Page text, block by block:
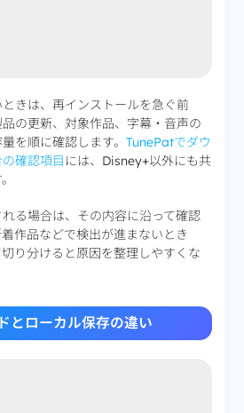
きは、再インストールを急ぐ前
の更新、対象作品、字幕・音声の
を順に確認します。TunePatでダウ
確認項目 には、Disney+以外にも共
る場合は、その内容に沿って確認
作品などで検出が進まないとき
り分けると原因を整理しやすくな
とローカル保存の違い